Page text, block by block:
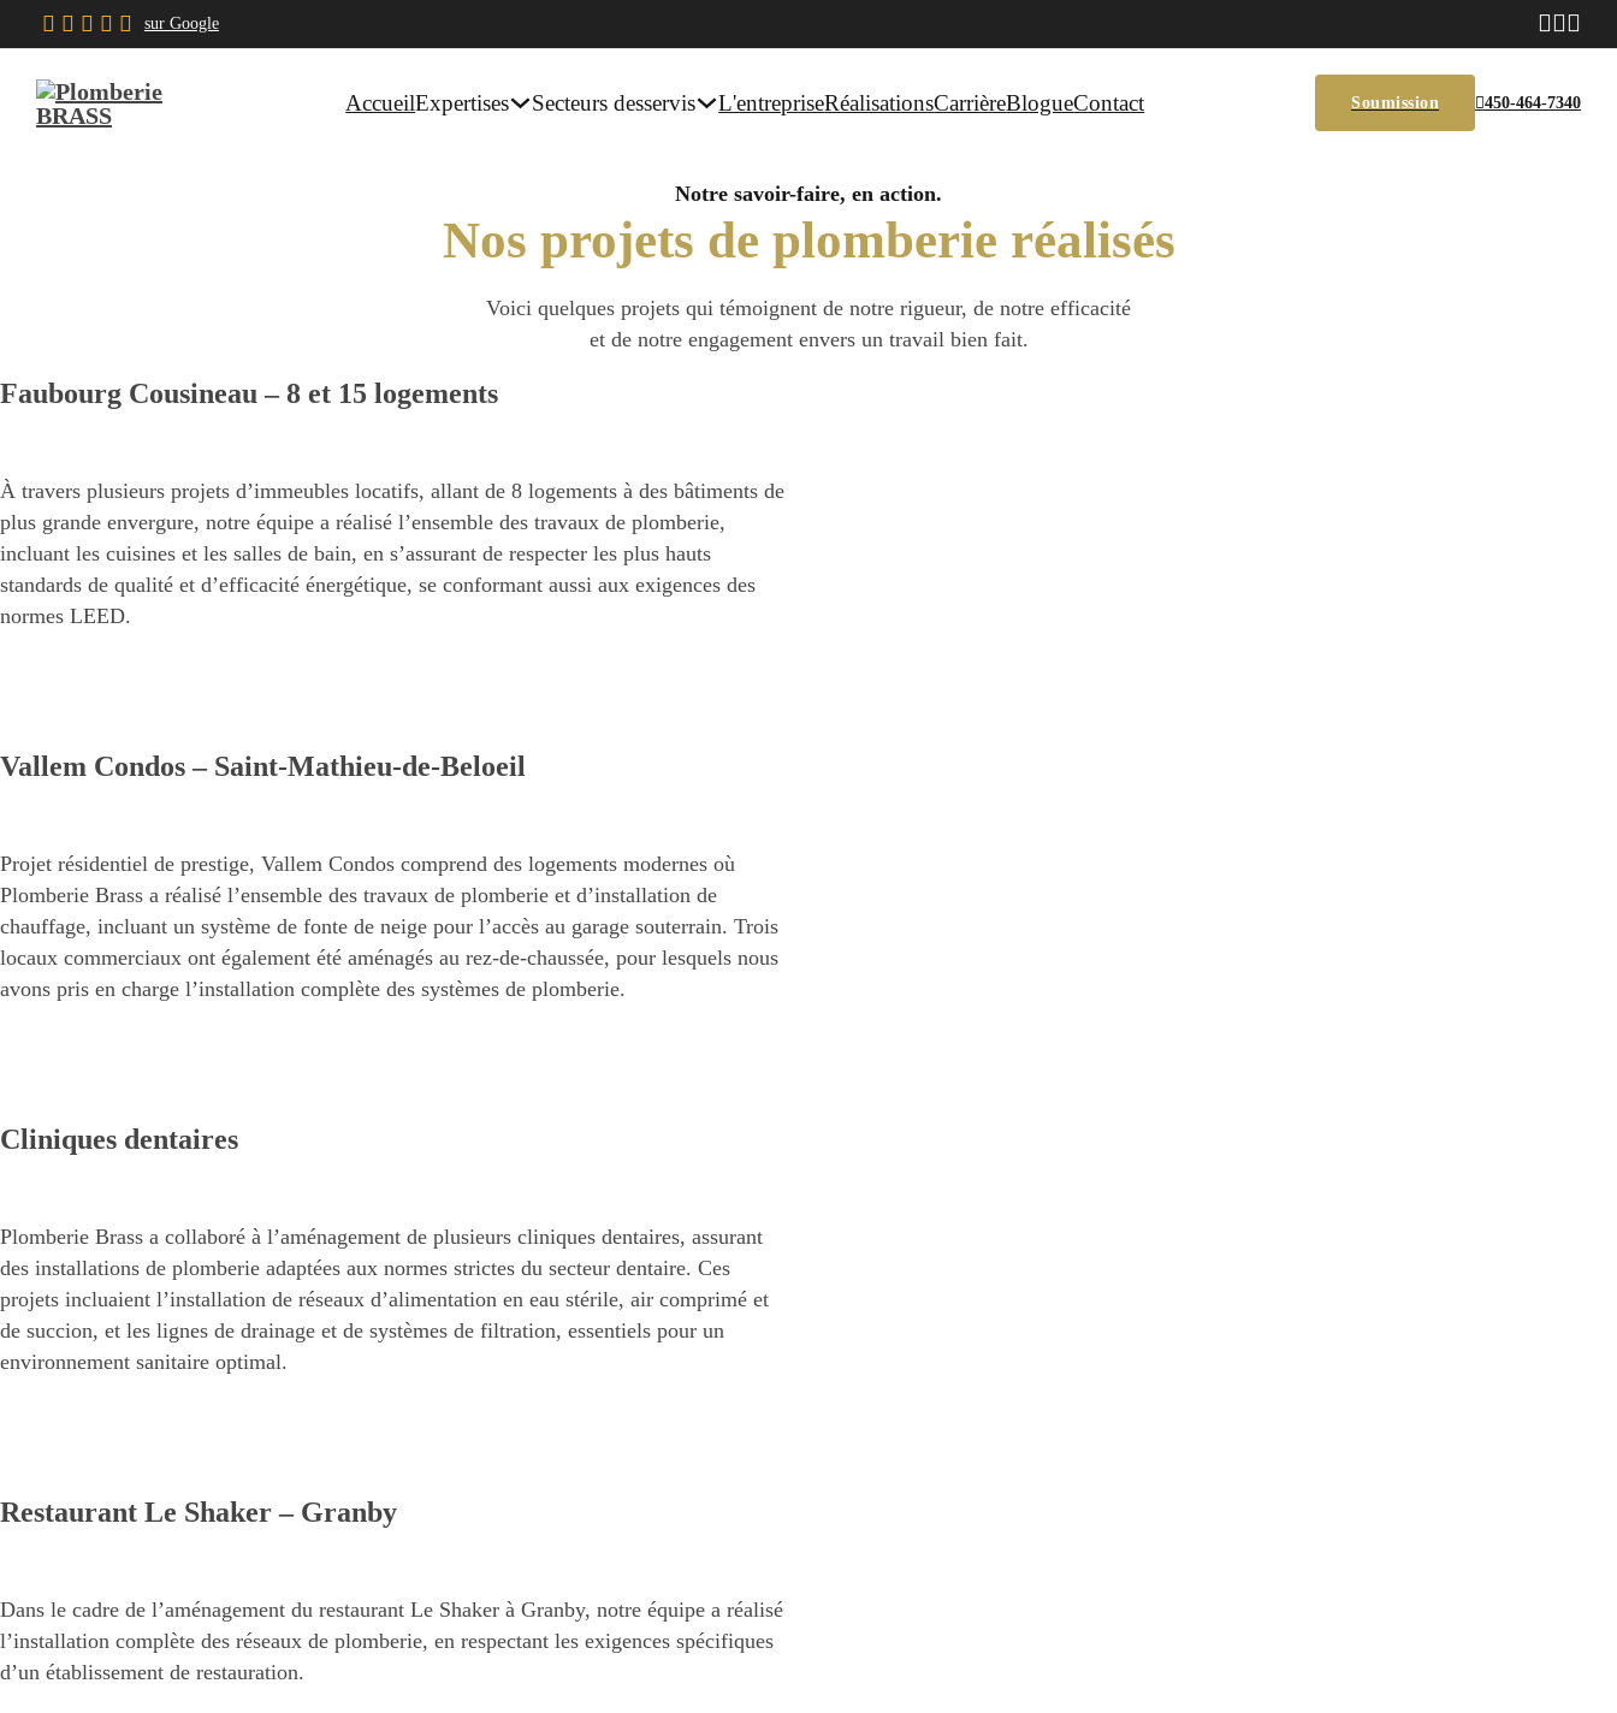
sur Google
AccueilExpertises Secteurs desservis L'entrepriseRéalisationsCarrièreBlogueContact Soumission 450-464-7340
Notre savoir-faire, en action.
Nos projets de plomberie réalisés
Voici quelques projets qui témoignent de notre rigueur, de notre efficacité
et de notre engagement envers un travail bien fait.
Faubourg Cousineau – 8 et 15 logements
À travers plusieurs projets d’immeubles locatifs, allant de 8 logements à des bâtiments de
plus grande envergure, notre équipe a réalisé l’ensemble des travaux de plomberie,
incluant les cuisines et les salles de bain, en s’assurant de respecter les plus hauts
standards de qualité et d’efficacité énergétique, se conformant aussi aux exigences des
normes LEED.
Vallem Condos – Saint-Mathieu-de-Beloeil
Projet résidentiel de prestige, Vallem Condos comprend des logements modernes où
Plomberie Brass a réalisé l’ensemble des travaux de plomberie et d’installation de
chauffage, incluant un système de fonte de neige pour l’accès au garage souterrain. Trois
locaux commerciaux ont également été aménagés au rez-de-chaussée, pour lesquels nous
avons pris en charge l’installation complète des systèmes de plomberie.
Cliniques dentaires
Plomberie Brass a collaboré à l’aménagement de plusieurs cliniques dentaires, assurant
des installations de plomberie adaptées aux normes strictes du secteur dentaire. Ces
projets incluaient l’installation de réseaux d’alimentation en eau stérile, air comprimé et
de succion, et les lignes de drainage et de systèmes de filtration, essentiels pour un
environnement sanitaire optimal.
Restaurant Le Shaker – Granby
Dans le cadre de l’aménagement du restaurant Le Shaker à Granby, notre équipe a réalisé
l’installation complète des réseaux de plomberie, en respectant les exigences spécifiques
d’un établissement de restauration.